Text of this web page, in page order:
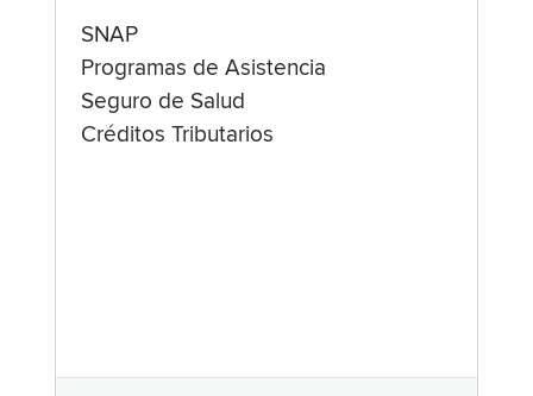
SNAP
Programas de Asistencia
Seguro de Salud
Créditos Tributarios